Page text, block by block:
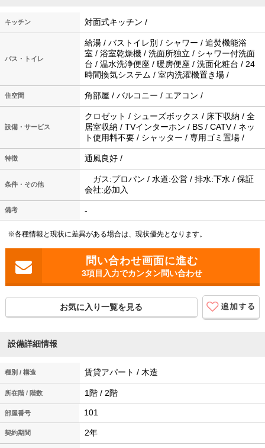
キッチン 対面式キッチン /
バス・トイレ
給湯 / バストイレ別 / シャワー / 追焚機能浴
室 / 浴室乾燥機 / 洗面所独立 / シャワー付洗面
台 / 温水洗浄便座 / 暖房便座 / 洗面化粧台 / 24
時間換気システム / 室内洗濯機置き場 /
住空間 角部屋 / バルコニー / エアコン /
設備・サービス
クロゼット / シューズボックス / 床下収納 / 全
居室収納 / TVインターホン / BS / CATV / ネッ
ト使用料不要 / シャッター / 専用ゴミ置場 /
特徴 通風良好 /
条件・その他
ガス:プロパン / 水道:公営 / 排水:下水 / 保証
会社:必加入
備考 -
※各種情報と現状に差異がある場合は、現状優先となります。
3項目入力でカンタン問い合わせ
お気に入り一覧を見る
設備詳細情報
種別 / 構造 賃貸アパート / 木造
所在階 / 階数 1階 / 2階
101
契約期間 2年